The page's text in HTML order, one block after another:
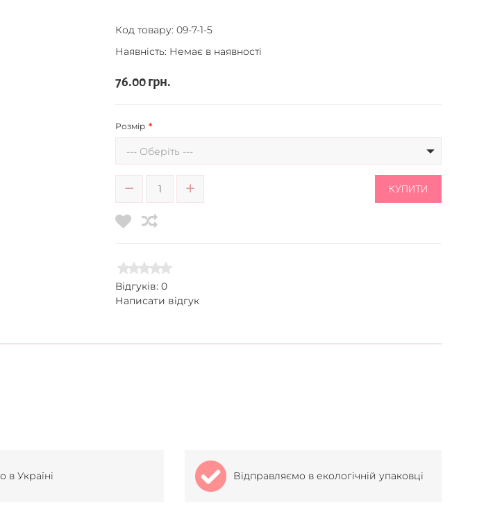
Код товару: 09-7-1-5
Наявність: Немає в наявності
76.00 грн.
Розмір
--- Оберіть ---
КУПИТИ
Відгуків: 0
Написати відгук
в Україні Відправляємо в екологічній упаковці